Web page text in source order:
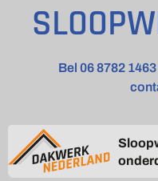
Bel 06 8782